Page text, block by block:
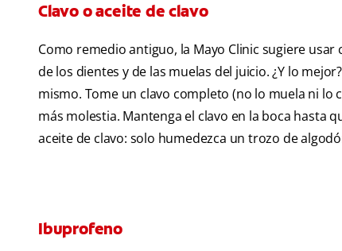
Clavo o aceite de clavo
Como remedio antiguo, la Mayo Clinic sugiere
de los dientes y de las muelas del juicio. ¿Y lo
mismo. Tome un clavo completo (no lo muela ni
más molestia. Mantenga el clavo en la boca hasta
aceite de clavo: solo humedezca un trozo de
Ibuprofeno